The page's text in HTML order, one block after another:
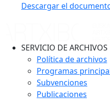
Descargar el
SERVICIO DE ARCHIVOS
Política de archivos
Programas
Subvenciones
Publicaciones